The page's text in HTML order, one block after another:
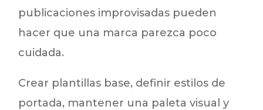
publicaciones improvisadas pueden
hacer que una marca parezca poco
cuidada.
Crear plantillas base, definir estilos de
portada, mantener una paleta visual y